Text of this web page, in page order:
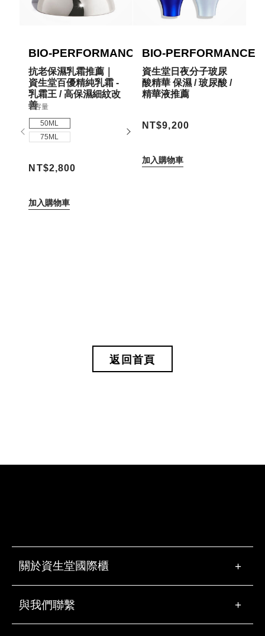
BIO-PERFORMANCE
抗老保濕乳霜推薦｜
資生堂百優精純乳霜 -
乳霜王 / 高保濕細紋改
善
2 容量
50ML
75ML
NT$2,800
加入購物車
BIO-PERFORMANCE
資生堂日夜分子玻尿
酸精華 保濕 / 玻尿酸 /
精華液推薦
NT$9,200
加入購物車
返回首頁
關於資生堂國際櫃 +
與我們聯繫 +